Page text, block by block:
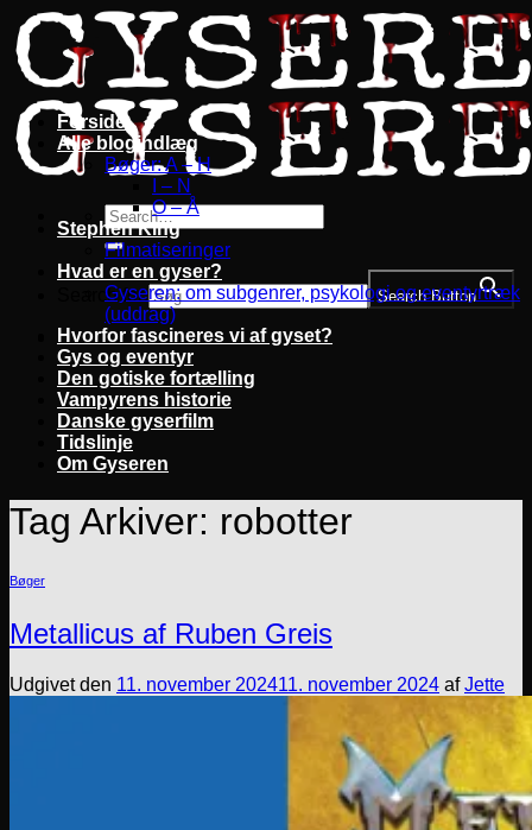
Fortsæt
til
indhold
Search for: Search Button
Forside
Alle blogindlæg
Bøger: A – H
I – N
O – Å
Stephen King
Filmatiseringer
Hvad er en gyser?
Gyseren: om subgenrer, psykologi og eventyrtræk
(uddrag)
Hvorfor fascineres vi af gyset?
Gys og eventyr
Den gotiske fortælling
Vampyrens historie
Danske gyserfilm
Tidslinje
Om Gyseren
Tag Arkiver: robotter
Bøger
Metallicus af Ruben Greis
Udgivet den 11. november 202411. november 2024 afJette